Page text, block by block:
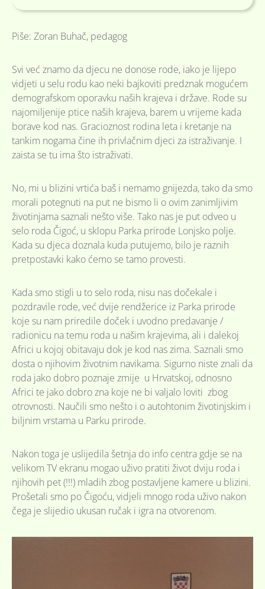
Piše: Zoran Buhač, pedagog
Svi već znamo da djecu ne donose rode, iako je lijepo
vidjeti u selu rodu kao neki bajkoviti predznak mogućem
demografskom oporavku naših krajeva i države. Rode su
najomiljenije ptice naših krajeva, barem u vrijeme kada
borave kod nas. Gracioznost rodina leta i kretanje na
tankim nogama čine ih privlačnim djeci za istraživanje. I
zaista se tu ima što istraživati.
No, mi u blizini vrtića baš i nemamo gnijezda, tako da smo
morali potegnuti na put ne bismo li o ovim zanimljivim
životinjama saznali nešto više. Tako nas je put odveo u
selo roda Čigoć, u sklopu Parka prirode Lonjsko polje.
Kada su djeca doznala kuda putujemo, bilo je raznih
pretpostavki kako ćemo se tamo provesti.
Kada smo stigli u to selo roda, nisu nas dočekale i
pozdravile rode, već dvije rendžerice iz Parka prirode
koje su nam priredile doček i uvodno predavanje /
radionicu na temu roda u našim krajevima, ali i dalekoj
Africi u kojoj obitavaju dok je kod nas zima. Saznali smo
dosta o njihovim životnim navikama. Sigurno niste znali da
roda jako dobro poznaje zmije u Hrvatskoj, odnosno
Africi te jako dobro zna koje ne bi valjalo loviti zbog
otrovnosti. Naučili smo nešto i o autohtonim životinjskim i
biljnim vrstama u Parku prirode.
Nakon toga je uslijedila šetnja do info centra gdje se na
velikom TV ekranu mogao uživo pratiti život dviju roda i
njihovih pet (!!!) mladih zbog postavljene kamere u blizini.
Prošetali smo po Čigoću, vidjeli mnogo roda uživo nakon
čega je slijedio ukusan ručak i igra na otvorenom.